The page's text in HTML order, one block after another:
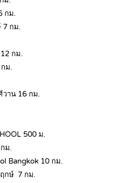
กม.
7 กม.
กม.
ม.
วาน 16 กม.
500 ม.
ม.
Bangkok 10 กม.
ฤกษ์ 7 กม.